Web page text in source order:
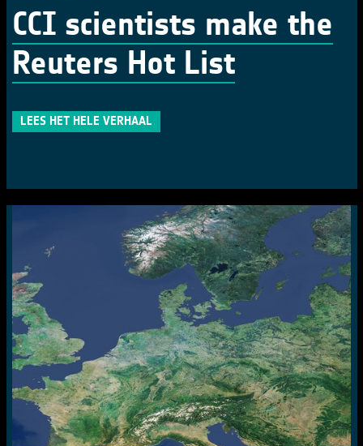
CCI scientists make the
Reuters Hot List
LEES HET HELE VERHAAL